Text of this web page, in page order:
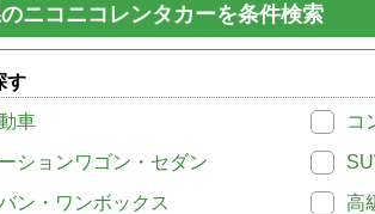
ニコニコレンタカーを条件検索
す
車
コ
ションワゴン・セダン
ン・ワンボックス
高